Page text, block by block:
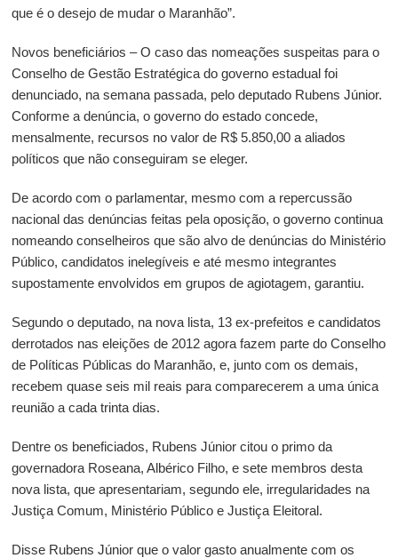
que é o desejo de mudar o Maranhão”.
Novos beneficiários –O caso das nomeações suspeitas para o
Conselho de Gestão Estratégica do governo estadual foi
denunciado, na semana passada, pelo deputado Rubens Júnior.
Conforme a denúncia, o governo do estado concede,
mensalmente, recursos no valor de R$ 5.850,00 a aliados
políticos que não conseguiram se eleger.
De acordo com o parlamentar, mesmo com a repercussão
nacional das denúncias feitas pela oposição, o governo continua
nomeando conselheiros que são alvo de denúncias do Ministério
Público, candidatos inelegíveis e até mesmo integrantes
supostamente envolvidos em grupos de agiotagem, garantiu.
Segundo o deputado, na nova lista, 13 ex-prefeitos e candidatos
derrotados nas eleições de 2012 agora fazem parte do Conselho
de Políticas Públicas do Maranhão, e, junto com os demais,
recebem quase seis mil reais para comparecerem a uma única
reunião a cada trinta dias.
Dentre os beneficiados, Rubens Júnior citou o primo da
governadora Roseana, Albérico Filho, e sete membros desta
nova lista, que apresentariam, segundo ele, irregularidades na
Justiça Comum, Ministério Público e Justiça Eleitoral.
Disse Rubens Júnior que o valor gasto anualmente com os